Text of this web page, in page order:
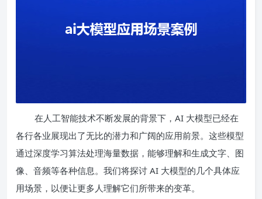
在人工智能技术不断发展的背景下，AI 大模型已经在
各行各业展现出了无比的潜力和广阔的应用前景。这些模型
通过深度学习算法处理海量数据，能够理解和生成文字、图
像、音频等各种信息。我们将探讨 AI 大模型的几个具体应
用场景，以便让更多人理解它们所带来的变革。